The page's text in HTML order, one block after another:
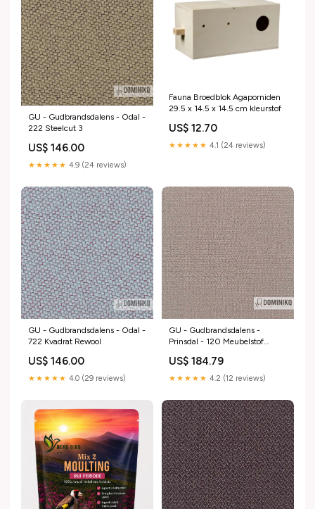
GU - Gudbrandsdalens - Odal -
222 Steelcut 3
US$ 146.00
★★★★★ 4.9 (24 reviews)
Fauna Broedblok Agaporniden
29.5 x 14.5 x 14.5 cm kleurstof
US$ 12.70
★★★★★ 4.1 (24 reviews)
GU - Gudbrandsdalens - Odal -
722 Kvadrat Rewool
US$ 146.00
★★★★★ 4.0 (29 reviews)
GU - Gudbrandsdalens -
Prinsdal - 120 Meubelstof
US$ 184.79
★★★★★ 4.2 (12 reviews)